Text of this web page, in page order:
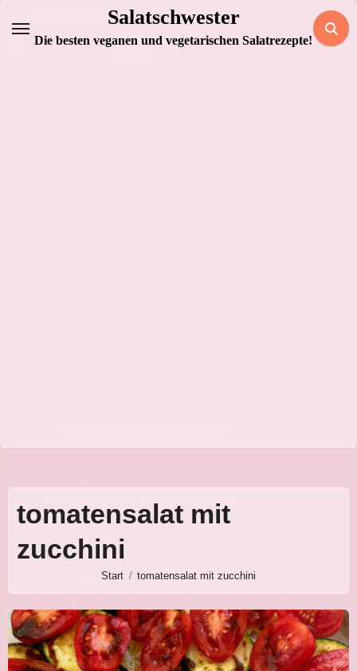
Inhalt
Salatschwester
Die besten veganen und vegetarischen Salatrezepte!
tomatensalat mit
zucchini
Start tomatensalat mit zucchini